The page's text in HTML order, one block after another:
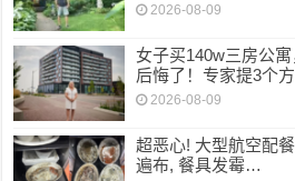
2026-08-09
女子买140w三房公
后悔了！专家提3个
2026-08-09
超恶心! 大型航空配
遍布, 餐具发霉…